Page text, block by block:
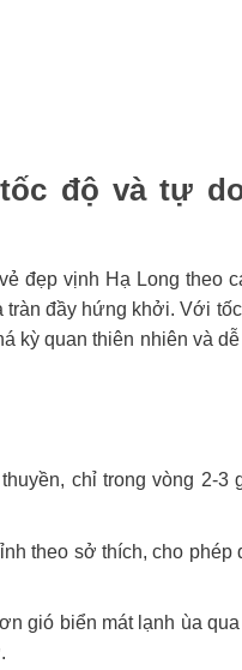
độ và tự
đẹp vịnh Hạ Long theo
tràn đầy hứng khởi. Với
kỳ quan thiên nhiên và
chỉ trong vòng 2-3
theo sở thích, cho phép
gió biển mát lạnh ùa